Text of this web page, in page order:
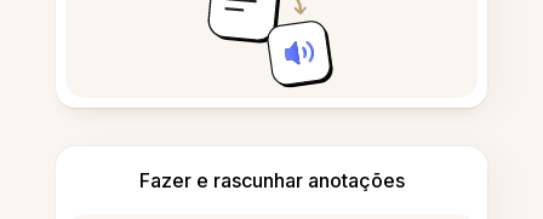
Fazer e rascunhar anotações